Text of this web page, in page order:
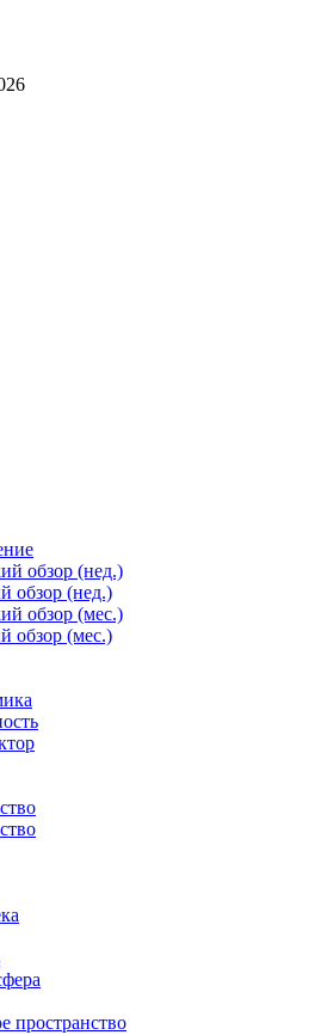
обзор (нед.)
обзор (нед.)
обзор (мес.)
обзор (мес.)
пространство